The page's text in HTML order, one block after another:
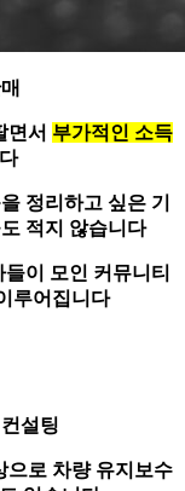
면서 부가적인 소득
정리하고 싶은 기
적지 않습니다
이 모인 커뮤니티
루어집니다
설팅
으로 차량 유지보수